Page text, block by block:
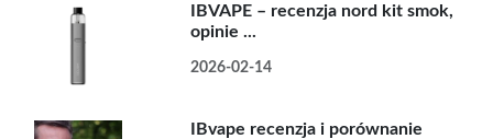
IBVAPE – recenzja nord kit smok,
opinie ...
2026-02-14
IBvape recenzja i porównanie